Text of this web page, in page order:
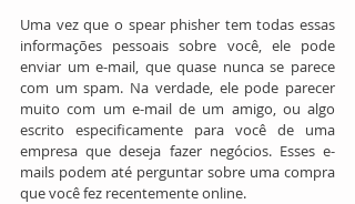
Uma vez que o spear phisher tem todas essas
informações pessoais sobre você, ele pode
enviar um e-mail, que quase nunca se parece
com um spam. Na verdade, ele pode parecer
muito com um e-mail de um amigo, ou algo
escrito especificamente para você de uma
empresa que deseja fazer negócios. Esses e-
mails podem até perguntar sobre uma compra
que você fez recentemente online.